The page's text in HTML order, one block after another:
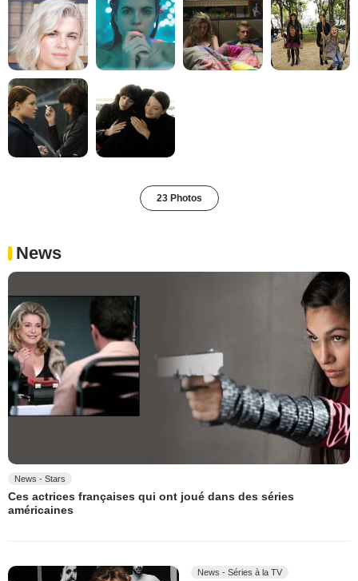
23 Photos
News
News - Stars
Ces actrices françaises qui ont joué dans des séries
américaines
News - Séries à la TV